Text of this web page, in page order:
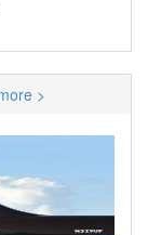
>